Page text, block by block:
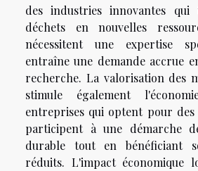
des industries innovantes qui
déchets en nouvelles
nécessitent une expertise
entraîne une demande accrue
recherche. La valorisation des
stimule également
entreprises qui optent pour
participent à une démarche
durable tout en bénéficiant
réduits. L'impact économique